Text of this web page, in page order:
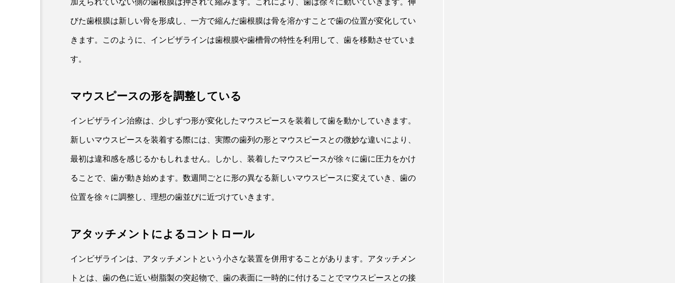
加えられていない側の歯根膜は押されて縮みます。これにより、歯は徐々に動いていきます。伸
びた歯根膜は新しい骨を形成し、一方で縮んだ歯根膜は骨を溶かすことで歯の位置が変化してい
きます。このように、インビザラインは歯根膜や歯槽骨の特性を利用して、歯を移動させていま
す。
マウスピースの形を調整している
インビザライン治療は、少しずつ形が変化したマウスピースを装着して歯を動かしていきます。
新しいマウスピースを装着する際には、実際の歯列の形とマウスピースとの微妙な違いにより、
最初は違和感を感じるかもしれません。しかし、装着したマウスピースが徐々に歯に圧力をかけ
ることで、歯が動き始めます。数週間ごとに形の異なる新しいマウスピースに変えていき、歯の
位置を徐々に調整し、理想の歯並びに近づけていきます。
アタッチメントによるコントロール
インビザラインは、アタッチメントという小さな装置を併用することがあります。アタッチメン
トとは、歯の色に近い樹脂製の突起物で、歯の表面に一時的に付けることでマウスピースとの接